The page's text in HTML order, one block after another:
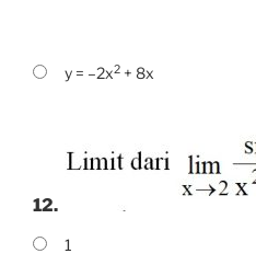
y = –2x2+ 8x
12.
1